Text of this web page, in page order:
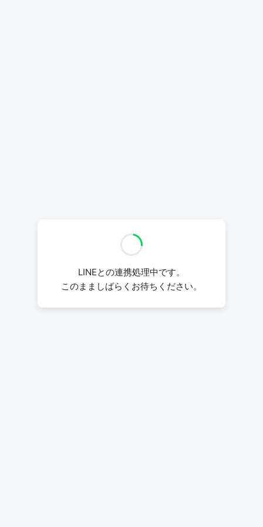
LINEとの連携処理中です。
このまましばらくお待ちください。